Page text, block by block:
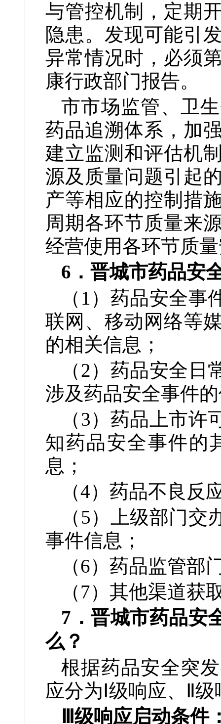
与管控机制，定期
隐患。发现可能引
异常情况时，必须
康行政部门报告。
市市场监管、卫
药品追溯体系，加
建立监测和评估机
源及质量问题引起
产等相应的控制措
周期各环节质量来
经营使用各环节质
6．晋城市药品安
（1）药品安全
联网、移动网络等
的相关信息；
（2）药品安全
涉及药品安全事件
（3）药品上市
知药品安全事件的
息；
（4）药品不良
（5）上级部门
事件信息；
（6）药品监管部
（7）其他渠道获
7．晋城市药品安
么？
根据药品安全突
应分为Ⅰ级响应、Ⅱ
Ⅲ级响应启动条件